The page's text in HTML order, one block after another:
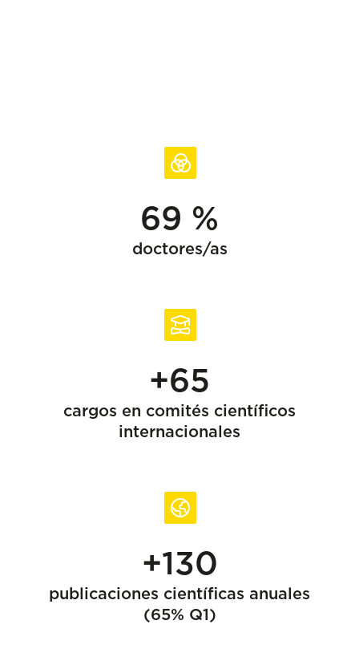
69 %
doctores/as
+65
cargos en comités científicos
internacionales
+130
publicaciones científicas anuales
(65% Q1)